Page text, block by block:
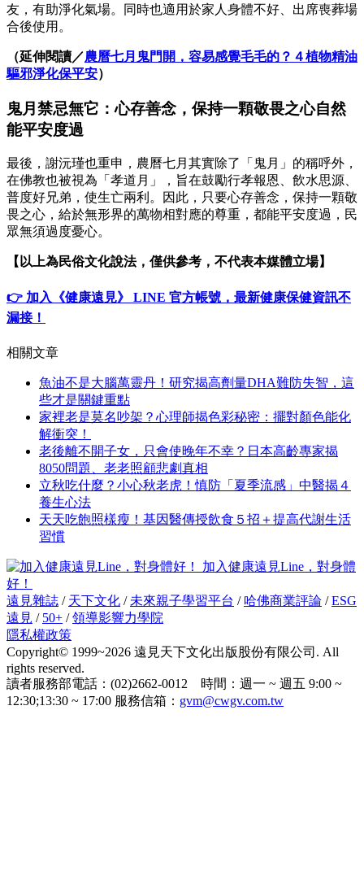
友，有助淨化氣場。同時也適用於家人身體不好、出席喪葬場
合後使用。
（延伸閱讀／農曆七月鬼門開，容易感覺毛毛的？４植物精油
驅邪淨化保平安）
鬼月禁忌無它：心存善念，保持一顆敬畏之心自然
能平安度過
最後，謝沅瑾也重申，農曆七月其實除了「鬼月」的稱呼外，
在佛教也被視為「孝道月」，旨在鼓勵行孝報恩、飲水思源、
普度好兄弟，使生亡兩利。因此，只要心存善念，保持一顆敬
畏之心，給於無形界的萬物相對應的尊重，都能平安度過，民
眾無須過度憂心。
【以上為民俗文化說法，僅供參考，不代表本媒體立場】
👉 加入《健康遠見》 LINE 官方帳號，最新健康保健資訊不
漏接！
相關文章
魚油不是大腦萬靈丹！研究揭高劑量DHA難防失智，這
些才是關鍵重點
家裡老是莫名吵架？心理師揭色彩秘密：擺對顏色能化
解衝突！
老後離不開子女，只會使晚年不幸？日本高齡專家揭
8050問題、老老照顧悲劇真相
立秋吃什麼？小心秋老虎！慎防「夏季流感」中醫揭４
養生心法
天天吃飽照樣瘦！基因醫傳授飲食５招＋提高代謝生活
習慣
加入健康遠見Line，對身體
好！
遠見雜誌 / 天下文化 / 未來親子學習平台 / 哈佛商業評論 /ESG
遠見 / 50+ /領導影響力學院
隱私權政策
Copyright© 1999~2026 遠見天下文化出版股份有限公司. All
rights reserved.
讀者服務部電話：(02)2662-0012 時間：週一 ~ 週五 9:00 ~
12:30;13:30 ~ 17:00 服務信箱： gvm@cwgv.com.tw